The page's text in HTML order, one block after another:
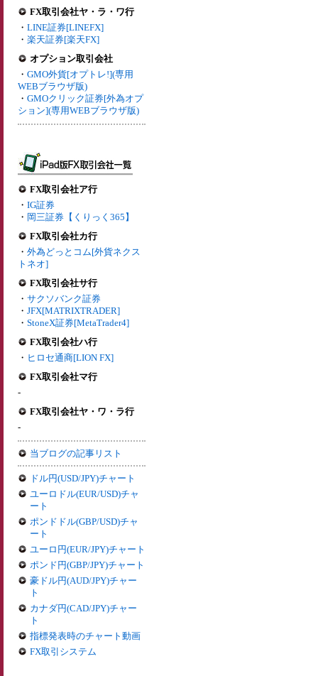
FX取引会社ヤ・ラ・ワ行
・ LINE証券[LINEFX]
・ 楽天証券[楽天FX]
オプション取引会社
・ GMO外貨[オプトレ!](専用
WEBブラウザ版)
・ GMOクリック証券[外為オプ
ション](専用WEBブラウザ版)
FX取引会社ア行
・ IG証券
・ 岡三証券【くりっく365】
FX取引会社カ行
・ 外為どっとコム[外貨ネクス
トネオ]
FX取引会社サ行
・ サクソバンク証券
・ JFX[MATRIXTRADER]
・ StoneX証券[MetaTrader4]
FX取引会社ハ行
・ ヒロセ通商[LION FX]
FX取引会社マ行
-
FX取引会社ヤ・ワ・ラ行
-
当ブログの記事リスト
ドル円(USD/JPY)チャート
ユーロドル(EUR/USD)チャ
ート
ポンドドル(GBP/USD)チャ
ート
ユーロ円(EUR/JPY)チャート
ポンド円(GBP/JPY)チャート
豪ドル円(AUD/JPY)チャー
ト
カナダ円(CAD/JPY)チャー
ト
指標発表時のチャート動画
FX取引システム